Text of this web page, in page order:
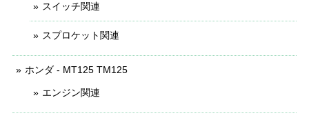
スイッチ関連
スプロケット関連
ホンダ - MT125 TM125
エンジン関連